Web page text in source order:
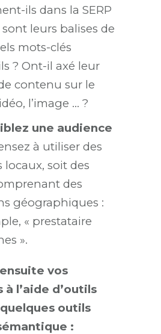
ils dans la SERP
sont leurs balises de
mots-clés
? Ont-il axé leur
contenu sur le
l’image … ?
une audience
à utiliser des
locaux, soit des
des
géographiques :
« prestataire
».
vos
à l’aide d’outils
outils
: